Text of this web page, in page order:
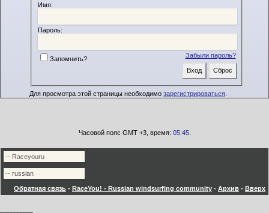
Имя:
Пароль:
Забыли пароль?
Запомнить?
Для просмотра этой страницы необходимо зарегистрироваться
Часовой пояс GMT +3, время: 05:45.
Обратная связь - RaceYou! - Russian windsurfing community - Архив - Вверх